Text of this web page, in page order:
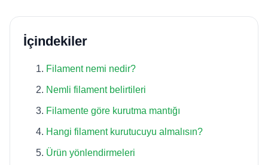
İçindekiler
Filament nemi nedir?
Nemli filament belirtileri
Filamente göre kurutma mantığı
Hangi filament kurutucuyu almalısın?
Ürün yönlendirmeleri